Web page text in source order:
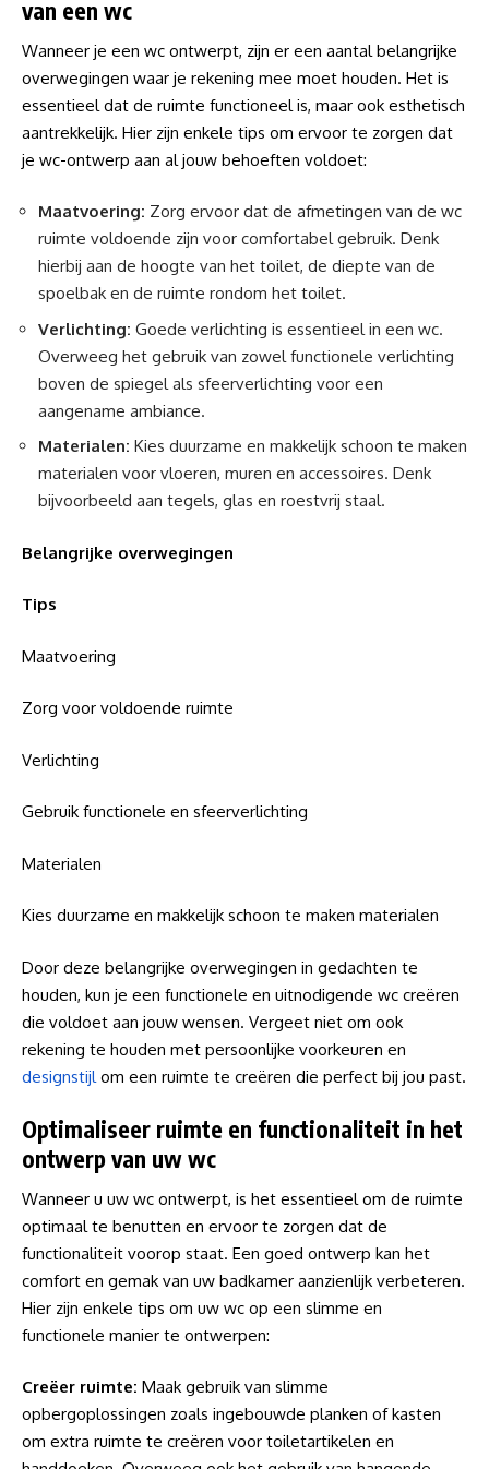
van een wc
Wanneer je een wc ontwerpt, zijn er een aantal belangrijke
overwegingen waar je rekening mee moet houden. Het is
essentieel dat de ruimte functioneel is, maar ook esthetisch
aantrekkelijk. Hier zijn enkele tips om ervoor te zorgen dat
je wc-ontwerp aan al jouw behoeften voldoet:
Maatvoering: Zorg ervoor dat de afmetingen van de wc
ruimte voldoende zijn voor comfortabel gebruik. Denk
hierbij aan de hoogte van het toilet, de diepte van de
spoelbak en de ruimte rondom het toilet.
Verlichting: Goede verlichting is essentieel in een wc.
Overweeg het gebruik van zowel functionele verlichting
boven de spiegel als sfeerverlichting voor een
aangename ambiance.
Materialen: Kies duurzame en makkelijk schoon te maken
materialen voor vloeren, muren en accessoires. Denk
bijvoorbeeld aan tegels, glas en roestvrij staal.
Belangrijke overwegingen
Tips
Maatvoering
Zorg voor voldoende ruimte
Verlichting
Gebruik functionele en sfeerverlichting
Materialen
Kies duurzame en makkelijk schoon te maken materialen
Door deze belangrijke overwegingen in gedachten te
houden, kun je een functionele en uitnodigende wc creëren
die voldoet aan jouw wensen. Vergeet niet om ook
rekening te houden met persoonlijke voorkeuren en
designstijl om een ruimte te creëren die perfect bij jou past.
Optimaliseer ruimte en functionaliteit in het
ontwerp van uw wc
Wanneer u uw wc ontwerpt, is het essentieel om de ruimte
optimaal te benutten en ervoor te zorgen dat de
functionaliteit voorop staat. Een goed ontwerp kan het
comfort en gemak van uw badkamer aanzienlijk verbeteren.
Hier zijn enkele tips om uw wc op een slimme en
functionele manier te ontwerpen:
Creëer ruimte: Maak gebruik van slimme
opbergoplossingen zoals ingebouwde planken of kasten
om extra ruimte te creëren voor toiletartikelen en